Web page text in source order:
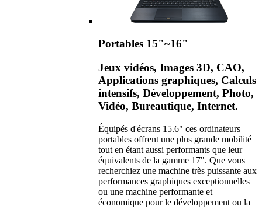
Portables 15"~16"
Jeux vidéos, Images 3D, CAO,
Applications graphiques, Calculs
intensifs, Développement, Photo,
Vidéo, Bureautique, Internet.
Équipés d'écrans 15.6" ces ordinateurs
portables offrent une plus grande mobilité
tout en étant aussi performants que leur
équivalents de la gamme 17". Que vous
recherchiez une machine très puissante aux
performances graphiques exceptionnelles
ou une machine performante et
économique pour le développement ou la